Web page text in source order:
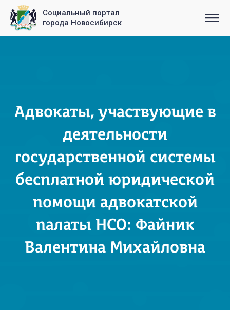
Социальный портал
города Новосибирск
Адвокаты, участвующие в
деятельности
государственной системы
бесплатной юридической
помощи адвокатской
палаты НСО: Файник
Валентина Михайловна